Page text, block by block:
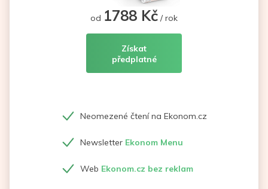
od 1788 Kč / rok
Získat
předplatné
Neomezené čtení na Ekonom.cz
Newsletter Ekonom Menu
Web Ekonom.cz bez reklam